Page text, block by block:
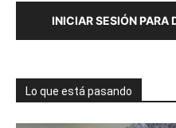
INICIAR SESIÓN PARA
Lo que está pasando